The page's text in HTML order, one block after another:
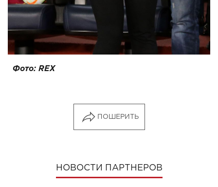
Фото: REX
ПОШЕРИТЬ
НОВОСТИ ПАРТНЕРОВ